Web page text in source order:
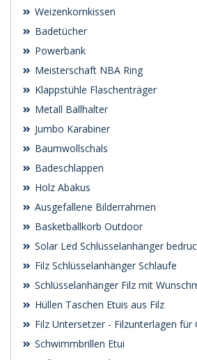
Weizenkornkissen
Badetücher
Powerbank
Meisterschaft NBA Ring
Klappstühle Flaschenträger
Metall Ballhalter
Jumbo Karabiner
Baumwollschals
Badeschlappen
Holz Abakus
Ausgefallene Bilderrahmen
Basketballkorb Outdoor
Solar Led Schlüsselanhänger
Filz Schlüsselanhänger Schlaufe
Schlüsselanhänger Filz mit
Hüllen Taschen Etuis aus Filz
Filz Untersetzer - Filzunterlagen für
Schwimmbrillen Etui